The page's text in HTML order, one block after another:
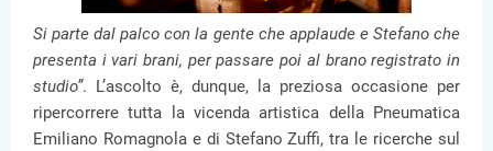
Si parte dal palco con la gente che applaude e Stefano che
presenta i vari brani, per passare poi al brano registrato in
studio”. L’ascolto è, dunque, la preziosa occasione per
ripercorrere tutta la vicenda artistica della Pneumatica
Emiliano Romagnola e di Stefano Zuffi, tra le ricerche sul